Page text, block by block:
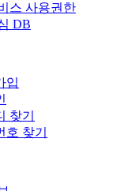
스 사용권한
DB
입
찾기
호 찾기